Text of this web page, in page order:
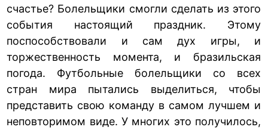
счастье? Болельщики смогли сделать из этого
события настоящий праздник. Этому
поспособствовали и сам дух игры, и
торжественность момента, и бразильская
погода. Футбольные болельщики со всех
стран мира пытались выделиться, чтобы
представить свою команду в самом лучшем и
неповторимом виде. У многих это получилось,